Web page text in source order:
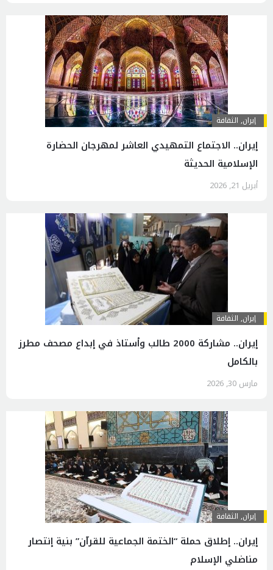
إيران, الثقافة
إیران.. الاجتماع التمهيدي العاشر لمهرجان الحضارة
الإسلامية الحديثة
أبريل 21, 2026
إيران, الثقافة
إیران.. مشاركة 2000 طالب وأستاذ في إبداع مصحف مطرز
بالكامل
مارس 30, 2026
إيران, الثقافة
إیران.. إطلاق حملة “الختمة الجماعية للقرآن” بنية إنتصار
مناضلي الإسلام